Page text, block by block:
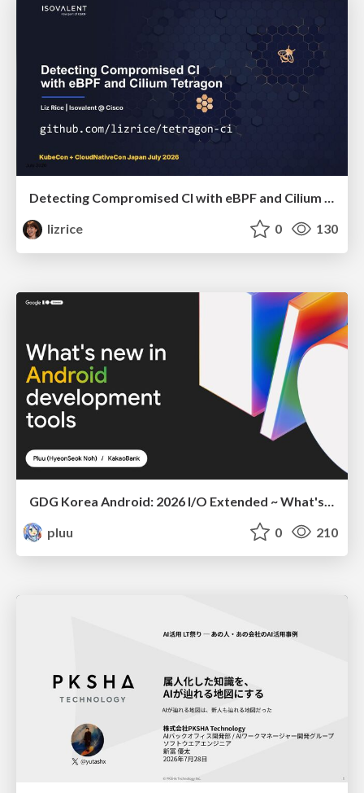
Detecting Compromised CI with eBPF and Cilium Tetragon
lizrice
0 130
pluu
0 210